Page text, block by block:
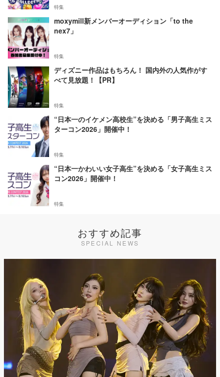
特集
moxymill新メンバーオーディション「to the
nex7」
特集
ディズニー作品はもちろん！ 国内外の人気作がす
べて見放題！【PR】
特集
“日本一のイケメン高校生”を決める「男子高生ミス
ターコン2026」開催中！
特集
“日本一かわいい女子高生”を決める「女子高生ミス
コン2026」開催中！
特集
おすすめ記事
SPECIAL NEWS